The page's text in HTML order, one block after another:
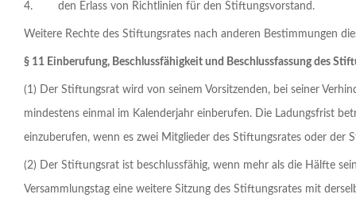
4. den Erlass von Richtlinien für den Stiftungsvorstand.
Weitere Rechte des Stiftungsrates nach anderen Bestimmungen
§ 11 Einberufung, Beschlussfähigkeit und Beschlussfassung des
(1) Der Stiftungsrat wird von seinem Vorsitzenden, bei seiner
mindestens einmal im Kalenderjahr einberufen. Die Ladungsfrist
einzuberufen, wenn es zwei Mitglieder des Stiftungsrates oder der
(2) Der Stiftungsrat ist beschlussfähig, wenn mehr als die Hälfte
Versammlungstag eine weitere Sitzung des Stiftungsrates mit